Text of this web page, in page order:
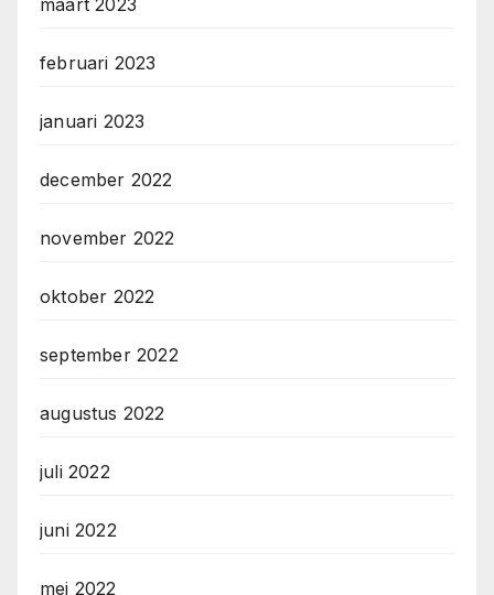
maart 2023
februari 2023
januari 2023
december 2022
november 2022
oktober 2022
september 2022
augustus 2022
juli 2022
juni 2022
mei 2022